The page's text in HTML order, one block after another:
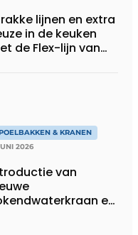
lijnen en extra
in de keuken
de Flex-lijn van
& KRANEN
2026
van
en